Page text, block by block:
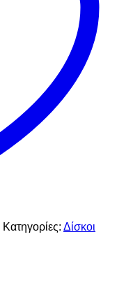
Κατηγορίες: Δίσκοι